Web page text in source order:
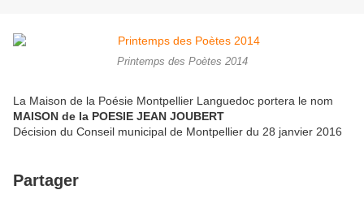
Printemps des Poètes 2014
La Maison de la Poésie Montpellier Languedoc portera le nom
MAISON de la POESIE JEAN JOUBERT
Décision du Conseil municipal de Montpellier du 28 janvier 2016
Partager